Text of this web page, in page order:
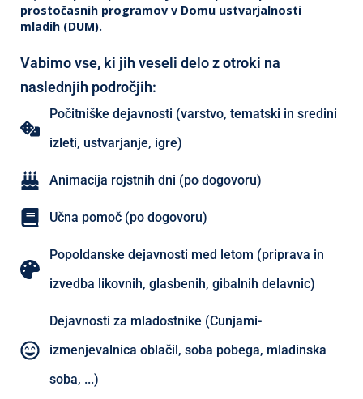
prostočasnih programov v Domu ustvarjalnosti
mladih (DUM).
Vabimo vse, ki jih veseli delo z otroki na
naslednjih področjih:
Počitniške dejavnosti (varstvo, tematski in sredini
izleti, ustvarjanje, igre)
Animacija rojstnih dni (po dogovoru)
Učna pomoč (po dogovoru)
Popoldanske dejavnosti med letom (priprava in
izvedba likovnih, glasbenih, gibalnih delavnic)
Dejavnosti za mladostnike (Cunjami-
izmenjevalnica oblačil, soba pobega, mladinska
soba, ...)